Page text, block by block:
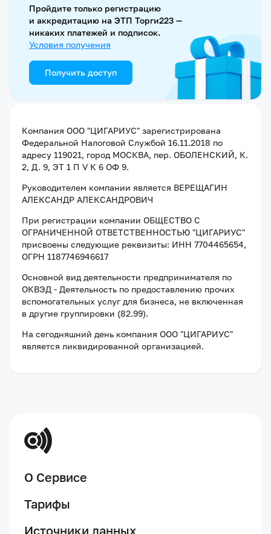
Пройдите только регистрацию
и аккредитацию на ЭТП Торги223 —
никаких платежей и подписок.
Условия получения
Получить доступ
Компания ООО "ЦИГАРИУС" зарегистрирована
Федеральной Налоговой Службой 16.11.2018 по
адресу 119021, город МОСКВА, пер. ОБОЛЕНСКИЙ, К.
2, Д. 9, ЭТ 1 П V К 6 ОФ 9.
Руководителем компании является ВЕРЕЩАГИН
АЛЕКСАНДР АЛЕКСАНДРОВИЧ
При регистрации компании ОБЩЕСТВО С
ОГРАНИЧЕННОЙ ОТВЕТСТВЕННОСТЬЮ "ЦИГАРИУС"
присвоены следующие реквизиты: ИНН 7704465654,
ОГРН 1187746946617
Основной вид деятельности предпринимателя по
ОКВЭД - Деятельность по предоставлению прочих
вспомогательных услуг для бизнеса, не включенная
в другие группировки (82.99).
На сегодняшний день компания ООО "ЦИГАРИУС"
является ликвидированной организацией.
О Сервисе
Тарифы
Источники данных